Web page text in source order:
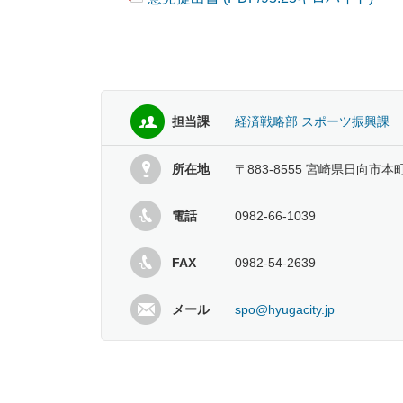
担当課 経済戦略部 スポーツ振興課
所在地 〒883-8555 宮崎県日向市本
電話 0982-66-1039
FAX 0982-54-2639
メール spo@hyugacity.jp